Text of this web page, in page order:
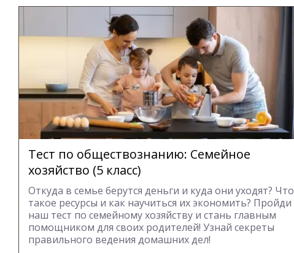
Тест по обществознанию: Семейное
хозяйство (5 класс)
Откуда в семье берутся деньги и куда они уходят? Что
такое ресурсы и как научиться их экономить? Пройди
наш тест по семейному хозяйству и стань главным
помощником для своих родителей! Узнай секреты
правильного ведения домашних дел!